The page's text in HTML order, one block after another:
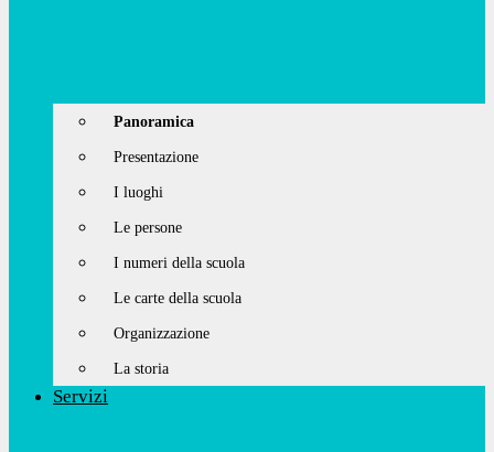
Panoramica
Presentazione
I luoghi
Le persone
I numeri della scuola
Le carte della scuola
Organizzazione
La storia
Servizi